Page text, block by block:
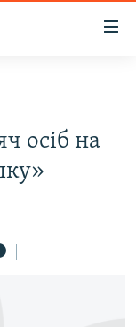
осіб на